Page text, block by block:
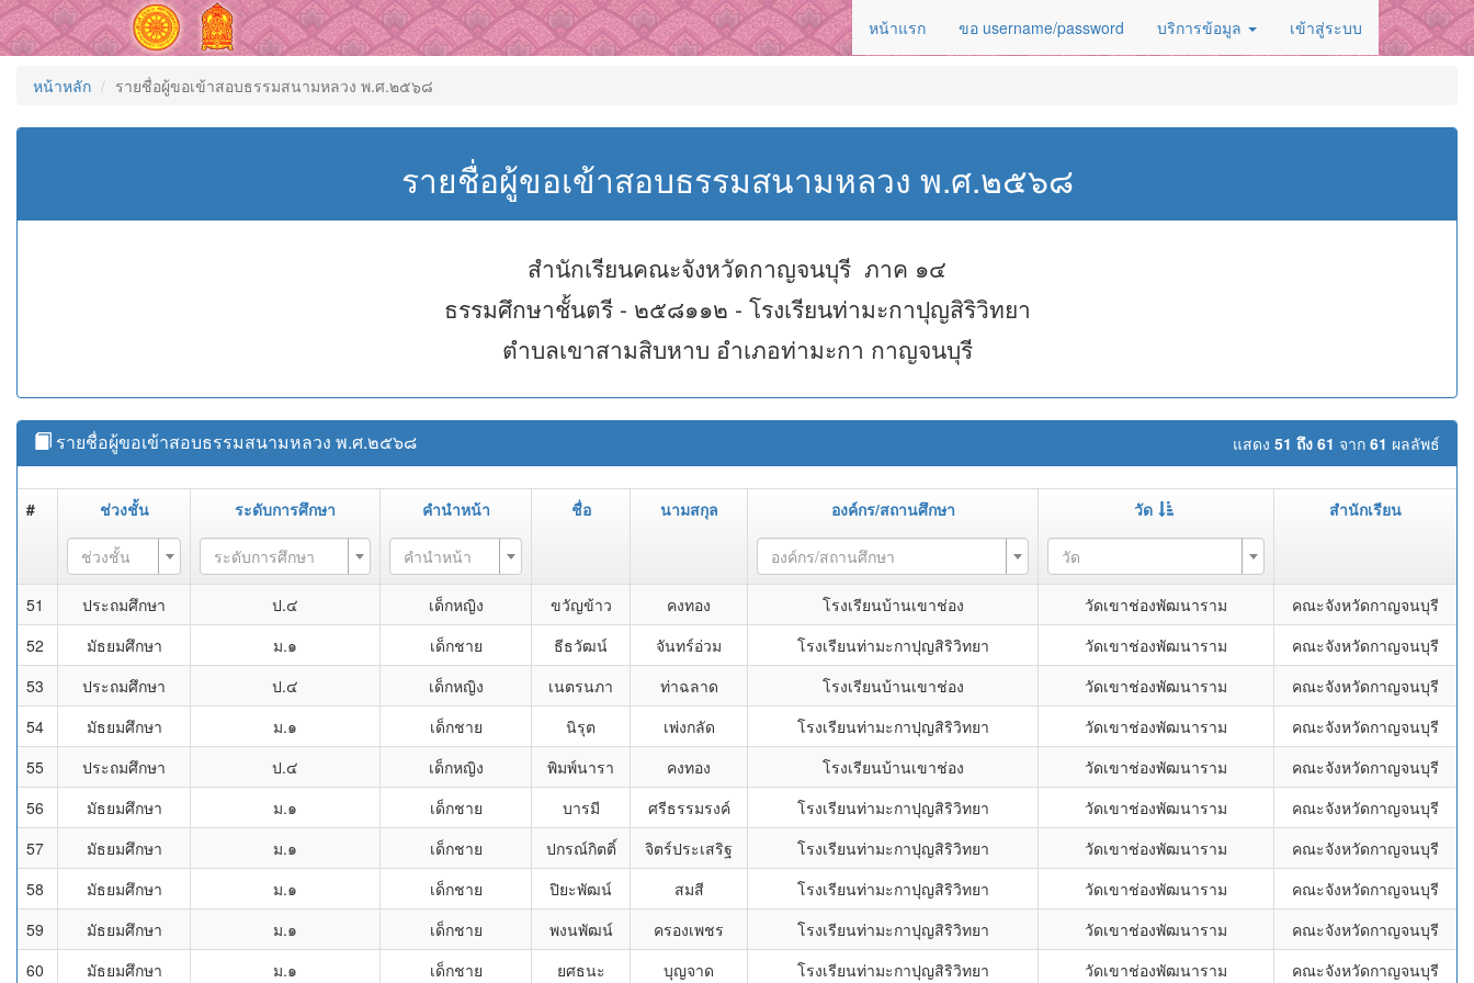
หน้าแรก ขอ username/password บริการข้อมูล เข้าสู่ระบบ
หน้าหลัก รายชื่อผู้ขอเข้าสอบธรรมสนามหลวง พ.ศ.๒๕๖๘
รายชื่อผู้ขอเข้าสอบธรรมสนามหลวง พ.ศ.๒๕๖๘
สำนักเรียนคณะจังหวัดกาญจนบุรี ภาค ๑๔
ธรรมศึกษาชั้นตรี - ๒๕๘๑๑๒ - โรงเรียนท่ามะกาปุญสิริวิทยา
ตำบลเขาสามสิบหาบ อำเภอท่ามะกา กาญจนบุรี
แสดง 51 ถึง 61 จาก 61 ผลลัพธ์
รายชื่อผู้ขอเข้าสอบธรรมสนามหลวง พ.ศ.๒๕๖๘
# ช่วงชั้น ระดับการศึกษา คำนำหน้า ชื่อ นามสกุล องค์กร/สถานศึกษา วัด สำนักเรียน
ช่วงชั้น ระดับการศึกษา คำนำหน้า องค์กร/สถานศึกษา วัด
51 ประถมศึกษา ป.๔ เด็กหญิง ขวัญข้าว คงทอง โรงเรียนบ้านเขาช่อง วัดเขาช่องพัฒนาราม
คณะจังหวัดกาญจนบุรี
52
มัธยมศึกษา ม.๑ เด็กชาย ธีธวัฒน์ จันทร์อ่วม โรงเรียนท่ามะกาปุญสิริวิทยา วัดเขาช่องพัฒนาราม
คณะจังหวัดกาญจนบุรี
53
ประถมศึกษา ป.๔ เด็กหญิง เนตรนภา ท่าฉลาด โรงเรียนบ้านเขาช่อง วัดเขาช่องพัฒนาราม
คณะจังหวัดกาญจนบุรี
54
มัธยมศึกษา ม.๑ เด็กชาย นิรุต เพ่งกลัด โรงเรียนท่ามะกาปุญสิริวิทยา วัดเขาช่องพัฒนาราม
คณะจังหวัดกาญจนบุรี
55
ประถมศึกษา ป.๔ เด็กหญิง พิมพ์นารา คงทอง โรงเรียนบ้านเขาช่อง วัดเขาช่องพัฒนาราม
คณะจังหวัดกาญจนบุรี
56
มัธยมศึกษา ม.๑ เด็กชาย บารมี ศรีธรรมรงค์ โรงเรียนท่ามะกาปุญสิริวิทยา วัดเขาช่องพัฒนาราม
คณะจังหวัดกาญจนบุรี
57
มัธยมศึกษา ม.๑ เด็กชาย ปกรณ์กิตติ์ จิตร์ประเสริฐ โรงเรียนท่ามะกาปุญสิริวิทยา วัดเขาช่องพัฒนาราม
คณะจังหวัดกาญจนบุรี
58
มัธยมศึกษา ม.๑ เด็กชาย ปิยะพัฒน์ สมสี โรงเรียนท่ามะกาปุญสิริวิทยา วัดเขาช่องพัฒนาราม
คณะจังหวัดกาญจนบุรี
59
มัธยมศึกษา ม.๑ เด็กชาย พงนพัฒน์ ครองเพชร โรงเรียนท่ามะกาปุญสิริวิทยา วัดเขาช่องพัฒนาราม
คณะจังหวัดกาญจนบุรี
60
มัธยมศึกษา ม.๑ เด็กชาย ยศธนะ บุญจาด โรงเรียนท่ามะกาปุญสิริวิทยา วัดเขาช่องพัฒนาราม คณะจังหวัดกาญจนบุรี